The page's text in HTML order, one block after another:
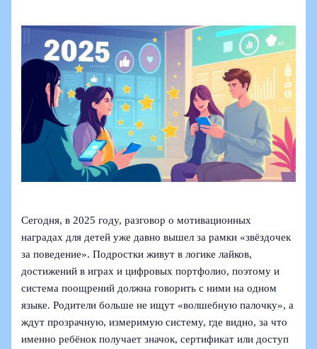
Сегодня, в 2025 году, разговор о мотивационных
наградах для детей уже давно вышел за рамки «звёздочек
за поведение». Подростки живут в логике лайков,
достижений в играх и цифровых портфолио, поэтому и
система поощрений должна говорить с ними на одном
языке. Родители больше не ищут «волшебную палочку», а
ждут прозрачную, измеримую систему, где видно, за что
именно ребёнок получает значок, сертификат или доступ